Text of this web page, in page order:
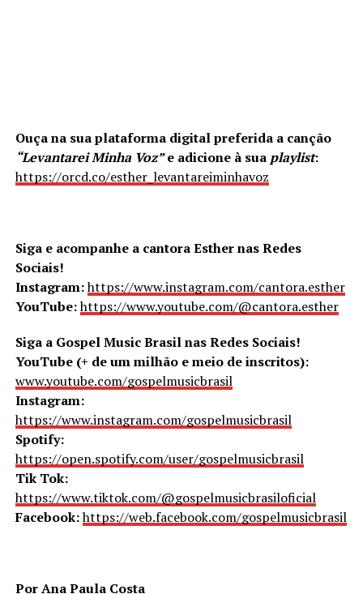
Ouça na sua plataforma digital preferida a canção
“Levantarei Minha Voz”e adicione à sua playlist:
https://orcd.co/esther_levantareiminhavoz
Siga e acompanhe a cantora Esther nas Redes
Sociais!
Instagram:https://www.instagram.com/cantora.esther
YouTube:https://www.youtube.com/@cantora.esther
Siga a Gospel Music Brasil nas Redes Sociais!
YouTube (+ de um milhão e meio de inscritos):
www.youtube.com/gospelmusicbrasil
Instagram:
https://www.instagram.com/gospelmusicbrasil
Spotify:
https://open.spotify.com/user/gospelmusicbrasil
Tik Tok:
https://www.tiktok.com/@gospelmusicbrasiloficial
Facebook:https://web.facebook.com/gospelmusicbrasil
Por Ana Paula Costa